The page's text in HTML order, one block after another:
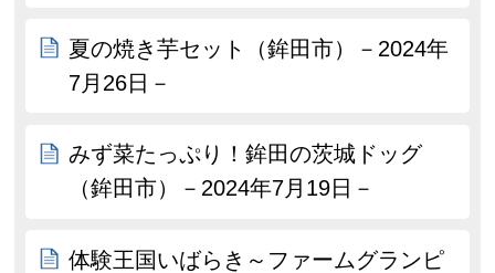
夏の焼き芋セット（鉾田市）－2024年
7月26日－
みず菜たっぷり！鉾田の茨城ドッグ
（鉾田市）－2024年7月19日－
体験王国いばらき～ファームグランピ